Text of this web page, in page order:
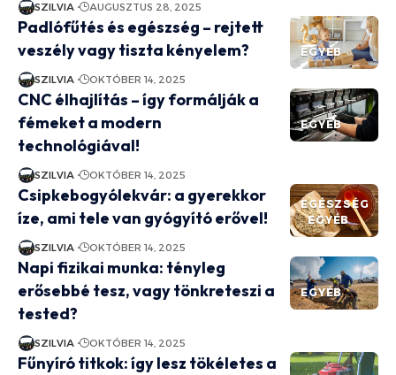
SZILVIA AUGUSZTUS 28, 2025
EGYÉB
Padlófűtés és egészség – rejtett
veszély vagy tiszta kényelem?
SZILVIA OKTÓBER 14, 2025
EGYÉB
CNC élhajlítás – így formálják a
fémeket a modern
technológiával!
SZILVIA OKTÓBER 14, 2025
EGÉSZSÉG
EGYÉB
Csipkebogyólekvár: a gyerekkor
íze, ami tele van gyógyító erővel!
SZILVIA OKTÓBER 14, 2025
EGYÉB
Napi fizikai munka: tényleg
erősebbé tesz, vagy tönkreteszi a
tested?
SZILVIA OKTÓBER 14, 2025
Fűnyíró titkok: így lesz tökéletes a